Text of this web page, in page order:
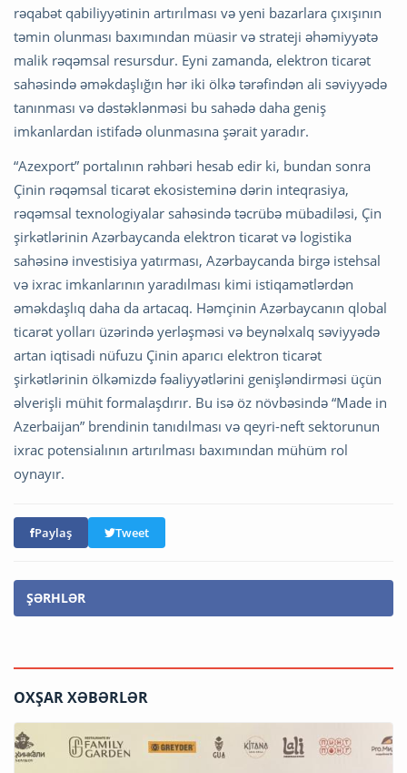
rəqabət qabiliyyətinin artırılması və yeni bazarlara çıxışının
təmin olunması baxımından müasir və strateji əhəmiyyətə
malik rəqəmsal resursdur. Eyni zamanda, elektron ticarət
sahəsində əməkdaşlığın hər iki ölkə tərəfindən ali səviyyədə
tanınması və dəstəklənməsi bu sahədə daha geniş
imkanlardan istifadə olunmasına şərait yaradır.
“Azexport” portalının rəhbəri hesab edir ki, bundan sonra
Çinin rəqəmsal ticarət ekosisteminə dərin inteqrasiya,
rəqəmsal texnologiyalar sahəsində təcrübə mübadiləsi, Çin
şirkətlərinin Azərbaycanda elektron ticarət və logistika
sahəsinə investisiya yatırması, Azərbaycanda birgə istehsal
və ixrac imkanlarının yaradılması kimi istiqamətlərdən
əməkdaşlıq daha da artacaq. Həmçinin Azərbaycanın qlobal
ticarət yolları üzərində yerləşməsi və beynəlxalq səviyyədə
artan iqtisadi nüfuzu Çinin aparıcı elektron ticarət
şirkətlərinin ölkəmizdə fəaliyyətlərini genişləndirməsi üçün
əlverişli mühit formalaşdırır. Bu isə öz növbəsində “Made in
Azerbaijan” brendinin tanıdılması və qeyri-neft sektorunun
ixrac potensialının artırılması baxımından mühüm rol
oynayır.
Paylaş Tweet
ŞƏRHLƏR
OXŞAR XƏBƏRLƏR